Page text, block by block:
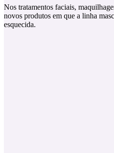
Nos tratamentos faciais,
novos produtos em que a linha
esquecida.